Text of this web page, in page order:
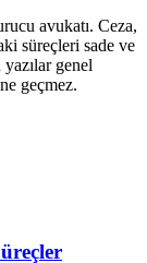
avukatı. Ceza,
süreçleri sade ve
genel
geçmez.